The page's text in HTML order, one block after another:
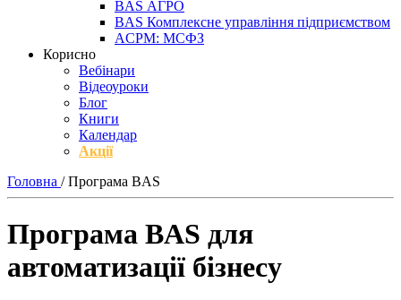
BAS АГРО
BAS Комплексне управління підприємством
ACPM: МСФЗ
Корисно
Вебінари
Відеоуроки
Блог
Книги
Календар
Акції
Головна / Програма BAS
Програма BAS для
автоматизації бізнесу